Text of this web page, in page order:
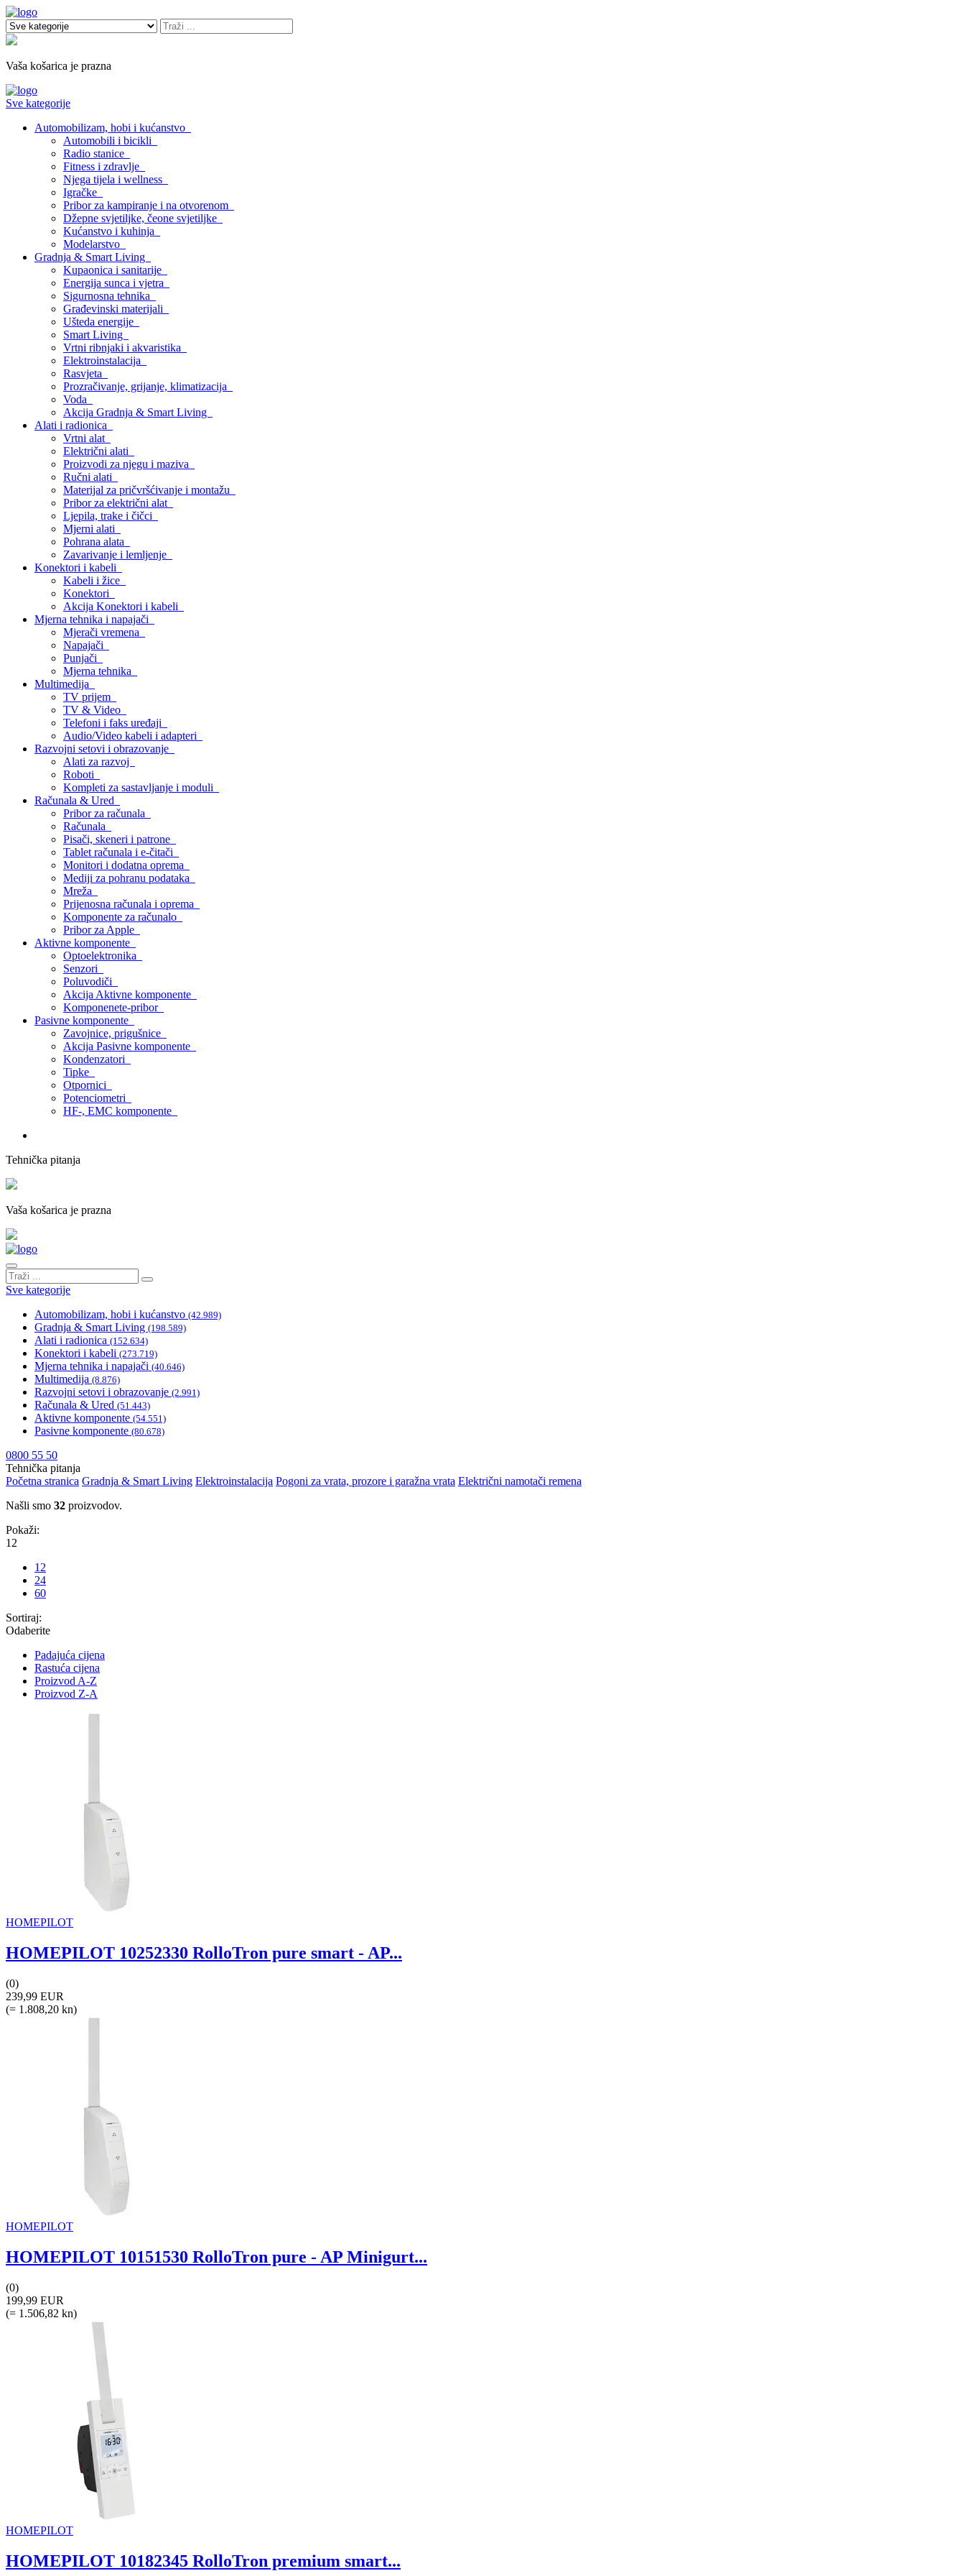
Vaša košarica je prazna
Sve kategorije
Automobilizam, hobi i kućanstvo
Automobili i bicikli
Radio stanice
Fitness i zdravlje
Njega tijela i wellness
Igračke
Pribor za kampiranje i na otvorenom
Džepne svjetiljke, čeone svjetiljke
Kućanstvo i kuhinja
Modelarstvo
Gradnja & Smart Living
Kupaonica i sanitarije
Energija sunca i vjetra
Sigurnosna tehnika
Građevinski materijali
Ušteda energije
Smart Living
Vrtni ribnjaki i akvaristika
Elektroinstalacija
Rasvjeta
Prozračivanje, grijanje, klimatizacija
Voda
Akcija Gradnja & Smart Living
Alati i radionica
Vrtni alat
Električni alati
Proizvodi za njegu i maziva
Ručni alati
Materijal za pričvršćivanje i montažu
Pribor za električni alat
Ljepila, trake i čičci
Mjerni alati
Pohrana alata
Zavarivanje i lemljenje
Konektori i kabeli
Kabeli i žice
Konektori
Akcija Konektori i kabeli
Mjerna tehnika i napajači
Mjerači vremena
Napajači
Punjači
Mjerna tehnika
Multimedija
TV prijem
TV & Video
Telefoni i faks uređaji
Audio/Video kabeli i adapteri
Razvojni setovi i obrazovanje
Alati za razvoj
Roboti
Kompleti za sastavljanje i moduli
Računala & Ured
Pribor za računala
Računala
Pisači, skeneri i patrone
Tablet računala i e-čitači
Monitori i dodatna oprema
Mediji za pohranu podataka
Mreža
Prijenosna računala i oprema
Komponente za računalo
Pribor za Apple
Aktivne komponente
Optoelektronika
Senzori
Poluvodiči
Akcija Aktivne komponente
Komponenete-pribor
Pasivne komponente
Zavojnice, prigušnice
Akcija Pasivne komponente
Kondenzatori
Tipke
Otpornici
Potenciometri
HF-, EMC komponente
Tehnička pitanja
Vaša košarica je prazna
Sve kategorije
Automobilizam, hobi i kućanstvo (42.989)
Gradnja & Smart Living (198.589)
Alati i radionica (152.634)
Konektori i kabeli (273.719)
Mjerna tehnika i napajači (40.646)
Multimedija (8.876)
Razvojni setovi i obrazovanje (2.991)
Računala & Ured (51.443)
Aktivne komponente (54.551)
Pasivne komponente (80.678)
0800 55 50
Tehnička pitanja
Početna stranica Gradnja & Smart Living Elektroinstalacija Pogoni za vrata, prozore i garažna vrata Električni namotači remena
Našli smo 32 proizvodov.
Pokaži:
12
12
24
60
Sortiraj:
Odaberite
Padajuća cijena
Rastuća cijena
Proizvod A-Z
Proizvod Z-A
HOMEPILOT
HOMEPILOT 10252330 RolloTron pure smart - AP...
(0)
239,99 EUR
(= 1.808,20 kn)
HOMEPILOT
HOMEPILOT 10151530 RolloTron pure - AP Minigurt...
(0)
199,99 EUR
(= 1.506,82 kn)
HOMEPILOT
HOMEPILOT 10182345 RolloTron premium smart...